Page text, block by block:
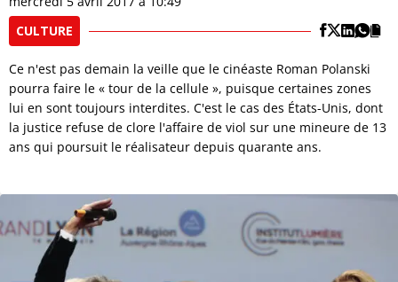
CULTURE
Ce n'est pas demain la veille que le cinéaste Roman Polanski
pourra faire le « tour de la cellule », puisque certaines zones
lui en sont toujours interdites. C'est le cas des États-Unis, dont
la justice refuse de clore l'affaire de viol sur une mineure de 13
ans qui poursuit le réalisateur depuis quarante ans.